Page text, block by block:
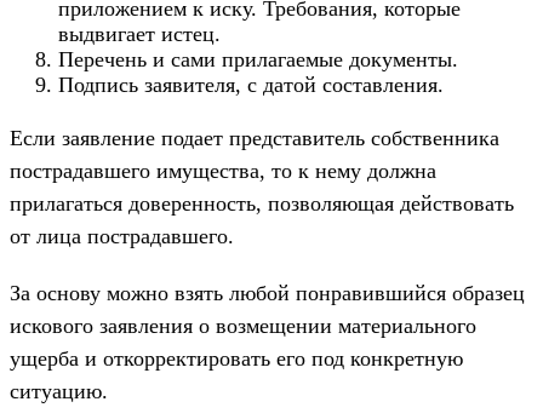
приложением к иску. Требования, которые
выдвигает истец.
Перечень и сами прилагаемые документы.
Подпись заявителя, с датой составления.
Если заявление подает представитель собственника
пострадавшего имущества, то к нему должна
прилагаться доверенность, позволяющая действовать
от лица пострадавшего.
За основу можно взять любой понравившийся образец
искового заявления о возмещении материального
ущерба и откорректировать его под конкретную
ситуацию.